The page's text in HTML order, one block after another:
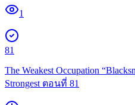
1
81
The Weakest Occupation
Strongest ตอนที่ 81